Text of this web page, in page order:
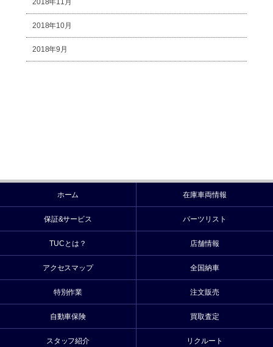
2018年10月
2018年9月
ホーム 在庫車両情報
保証&サービス パーツリスト
TUCとは？ 店舗情報
アクセスマップ 全国納車
特別作業 注文販売
自動車保険 買取査定
スタッフ紹介 リクルート